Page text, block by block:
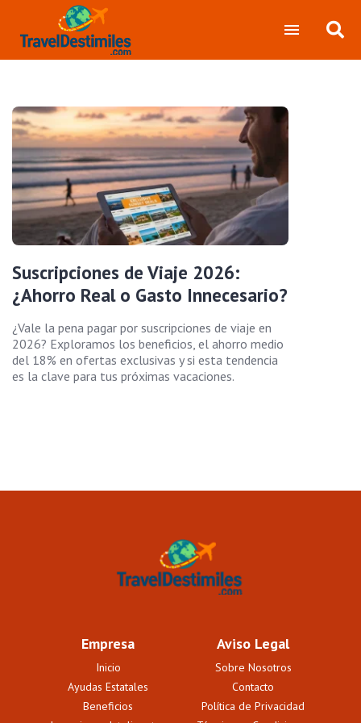
Suscripciones de Viaje 2026:
¿Ahorro Real o Gasto Innecesario?
¿Vale la pena pagar por suscripciones de viaje en
2026? Exploramos los beneficios, el ahorro medio
del 18% en ofertas exclusivas y si esta tendencia
es la clave para tus próximas vacaciones.
Empresa
Inicio
Ayudas Estatales
Beneficios
Aviso Legal
Sobre Nosotros
Contacto
Política de Privacidad